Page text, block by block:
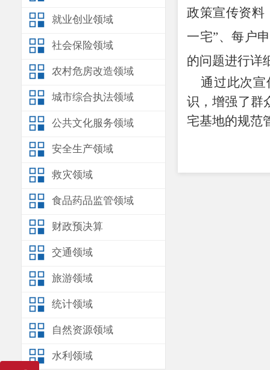
就业创业领域
社会保险领域
农村危房改造领域
城市综合执法领域
公共文化服务领域
安全生产领域
救灾领域
食品药品监管领域
财政预决算
交通领域
旅游领域
统计领域
自然资源领域
水利领域
政策宣传资料
一宅”、每户
的问题进行详
通过此次宣
识，增强了群
宅基地的规范